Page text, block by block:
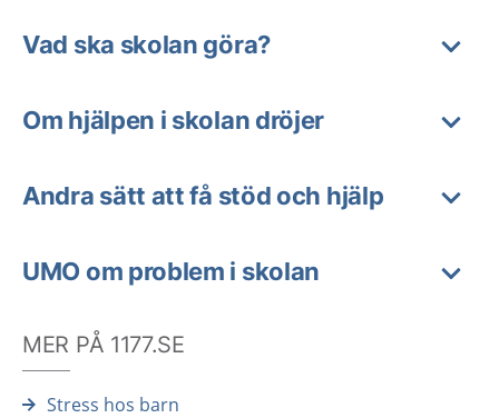
Vad ska skolan göra?
Om hjälpen i skolan dröjer
Andra sätt att få stöd och hjälp
UMO om problem i skolan
MER PÅ 1177.SE
Stress hos barn